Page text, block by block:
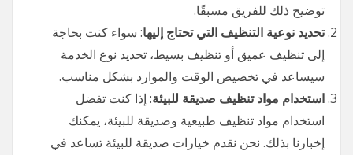
توضيح ذلك للفريق مسبقًا.
تحديد نوعية التنظيف التي تحتاج إليها: سواء كنت بحاجة
إلى تنظيف عميق أو تنظيف بسيط، تحديد نوع الخدمة
سيساعد في تخصيص الوقت والموارد بشكل مناسب.
استخدام مواد تنظيف صديقة للبيئة: إذا كنت تفضل
استخدام مواد تنظيف طبيعية وصديقة للبيئة، يمكنك
إخبارنا بذلك. نحن نقدم خيارات صديقة للبيئة تساعد في